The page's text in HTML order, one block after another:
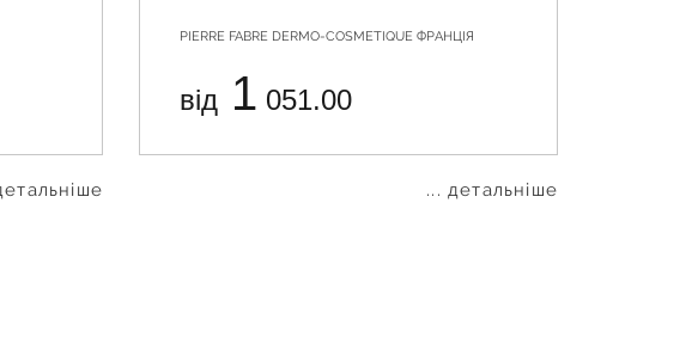
PIERRE FABRE DERMO-COSMETIQUE ФРАНЦІЯ
від 1 051.00
... детальніше